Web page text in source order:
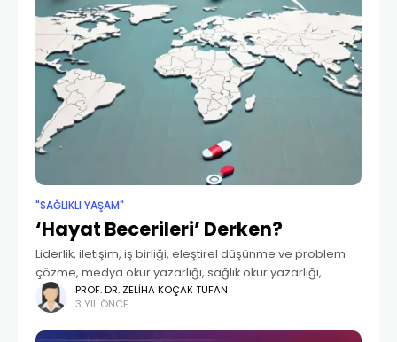
"SAĞLIKLI YAŞAM"
‘Hayat Becerileri’ Derken?
Liderlik, iletişim, iş birliği, eleştirel düşünme ve problem
çözme, medya okur yazarlığı, sağlık okur yazarlığı,
üretkenlik, girişimcilik… Bunlara ek olarak “hız ve uyum”,
“merak ve hayal gücü” gibi konular da
PROF. DR. ZELIHA KOÇAK TUFAN
3 YIL ÖNCE